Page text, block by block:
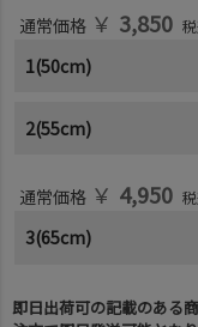
通常価格 ￥ 3,850
1(50cm)
2(55cm)
通常価格 ￥ 4,950
3(65cm)
即日出荷可の記載のある